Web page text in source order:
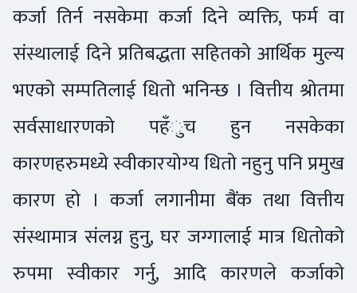
कर्जा तिर्न नसकेमा कर्जा दिने व्यक्ति, फर्म वा
संस्थालाई दिने प्रतिबद्धता सहितको आर्थिक मुल्य
भएको सम्पतिलाई धितो भनिन्छ । वित्तीय श्रोतमा
सर्वसाधारणको पहँुच हुन नसकेका
कारणहरुमध्ये स्वीकारयोग्य धितो नहुनु पनि प्रमुख
कारण हो । कर्जा लगानीमा बैंक तथा वित्तीय
संस्थामात्र संलग्न हुनु, घर जग्गालाई मात्र धितोको
रुपमा स्वीकार गर्नु, आदि कारणले कर्जाको